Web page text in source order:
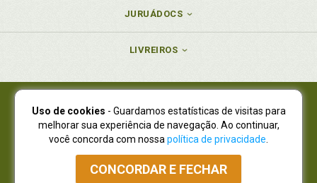
JURUÁDOCS
LIVREIROS
Juruá Editora Ltda., CNPJ 77.535.508/0001-19
Juruá Informática Ltda., CNPJ 01.701.561/0001-80
NOVO ENDEREÇO:R. Flávio Dallegrave, 7665, São Lourenço |
Curitiba - Paraná - CEP 82210-310
Atendimento: (41) 4009-3900|Vendas Atacado: (41) 4009-3939
Uso de cookies - Guardamos estatísticas de visitas para
melhorar sua experiência de navegação. Ao continuar,
você concorda com nossa política de privacidade
CONCORDAR E FECHAR